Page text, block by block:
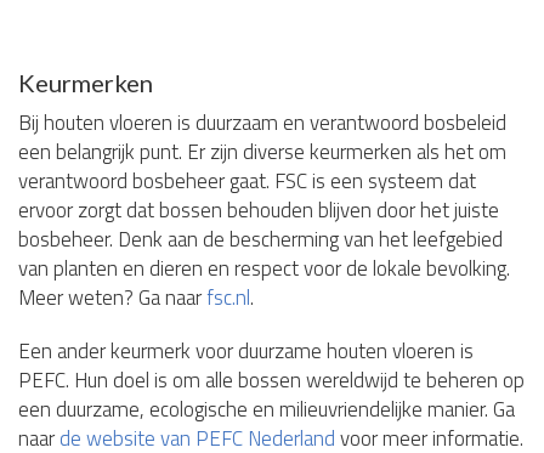
Keurmerken
Bij houten vloeren is duurzaam en verantwoord bosbeleid
een belangrijk punt. Er zijn diverse keurmerken als het om
verantwoord bosbeheer gaat. FSC is een systeem dat
ervoor zorgt dat bossen behouden blijven door het juiste
bosbeheer. Denk aan de bescherming van het leefgebied
van planten en dieren en respect voor de lokale bevolking.
Meer weten? Ga naarfsc.nl.
Een ander keurmerk voor duurzame houten vloeren is
PEFC. Hun doel is om alle bossen wereldwijd te beheren op
een duurzame, ecologische en milieuvriendelijke manier. Ga
naarde website van PEFC Nederlandvoor meer informatie.